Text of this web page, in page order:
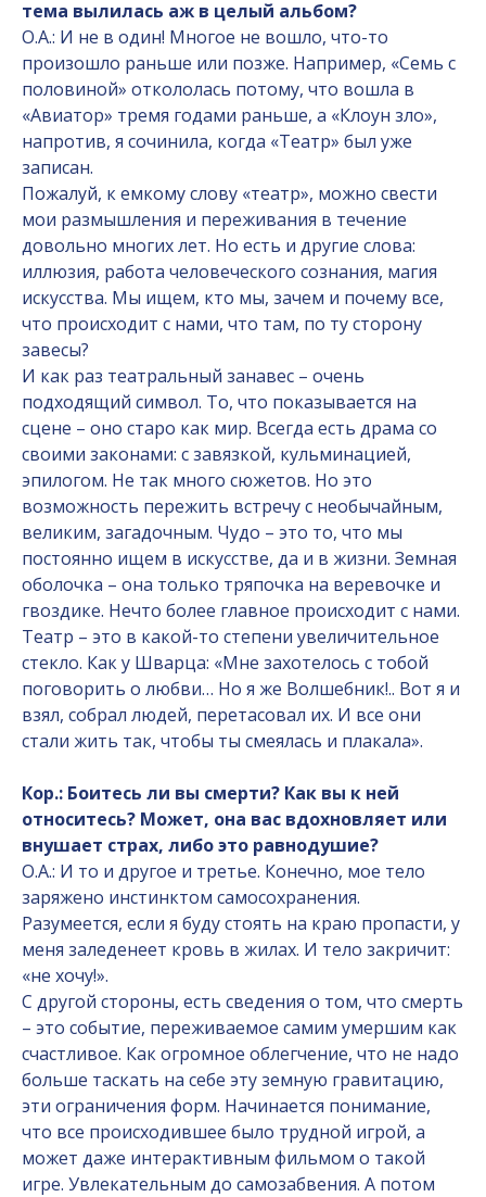
тема вылилась аж в целый альбом?
О.А.: И не в один! Многое не вошло, что-то
произошло раньше или позже. Например, «Семь с
половиной» откололась потому, что вошла в
«Авиатор» тремя годами раньше, а «Клоун зло»,
напротив, я сочинила, когда «Театр» был уже
записан.
Пожалуй, к емкому слову «театр», можно свести
мои размышления и переживания в течение
довольно многих лет. Но есть и другие слова:
иллюзия, работа человеческого сознания, магия
искусства. Мы ищем, кто мы, зачем и почему все,
что происходит с нами, что там, по ту сторону
завесы?
И как раз театральный занавес – очень
подходящий символ. То, что показывается на
сцене – оно старо как мир. Всегда есть драма со
своими законами: с завязкой, кульминацией,
эпилогом. Не так много сюжетов. Но это
возможность пережить встречу с необычайным,
великим, загадочным. Чудо – это то, что мы
постоянно ищем в искусстве, да и в жизни. Земная
оболочка – она только тряпочка на веревочке и
гвоздике. Нечто более главное происходит с нами.
Театр – это в какой-то степени увеличительное
стекло. Как у Шварца: «Мне захотелось с тобой
поговорить о любви… Но я же Волшебник!.. Вот я и
взял, собрал людей, перетасовал их. И все они
стали жить так, чтобы ты смеялась и плакала».
Кор.: Боитесь ли вы смерти? Как вы к ней
относитесь? Может, она вас вдохновляет или
внушает страх, либо это равнодушие?
О.А.: И то и другое и третье. Конечно, мое тело
заряжено инстинктом самосохранения.
Разумеется, если я буду стоять на краю пропасти, у
меня заледенеет кровь в жилах. И тело закричит:
«не хочу!».
С другой стороны, есть сведения о том, что смерть
– это событие, переживаемое самим умершим как
счастливое. Как огромное облегчение, что не надо
больше таскать на себе эту земную гравитацию,
эти ограничения форм. Начинается понимание,
что все происходившее было трудной игрой, а
может даже интерактивным фильмом о такой
игре. Увлекательным до самозабвения. А потом